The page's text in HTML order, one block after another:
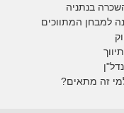
בנתניה
למבחן המתווכים
למי זה מתאים?